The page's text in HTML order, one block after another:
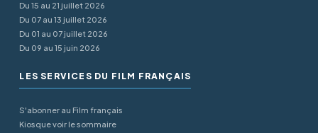
Du 15 au 21 juillet 2026
Du 07 au 13 juillet 2026
Du 01 au 07 juillet 2026
Du 09 au 15 juin 2026
LES SERVICES DU FILM FRANÇAIS
S'abonner au Film français
Kiosque voir le sommaire